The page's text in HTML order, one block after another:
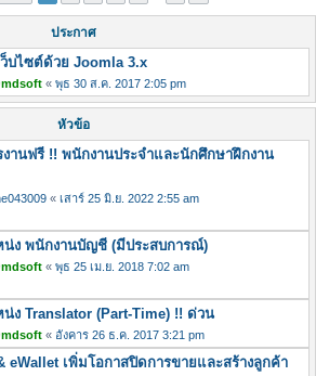
n
ประกาศ
บไซต์ด้วย Joomla 3.x
« พุธ 30 ส.ค. 2017 2:05 pm
หัวข้อ
งานฟรี !! พนักงานประจำและนักศึกษาฝึกงาน
« เสาร์ 25 มิ.ย. 2022 2:55 am
น่ง พนักงานบัญชี (มีประสบการณ์)
« พุธ 25 เม.ย. 2018 7:02 am
ง Translator (Part-Time) !! ด่วน
« อังคาร 26 ธ.ค. 2017 3:21 pm
eWallet เพิ่มโอกาสปิดการขายและสร้างลูกค้า